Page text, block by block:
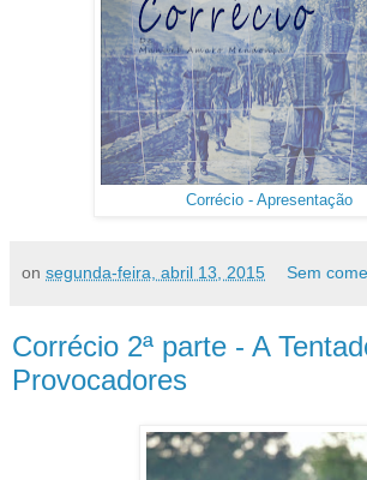
Corrécio - Apresentação
on segunda-feira, abril 13, 2015 Sem
Corrécio 2ª parte - A
Provocadores